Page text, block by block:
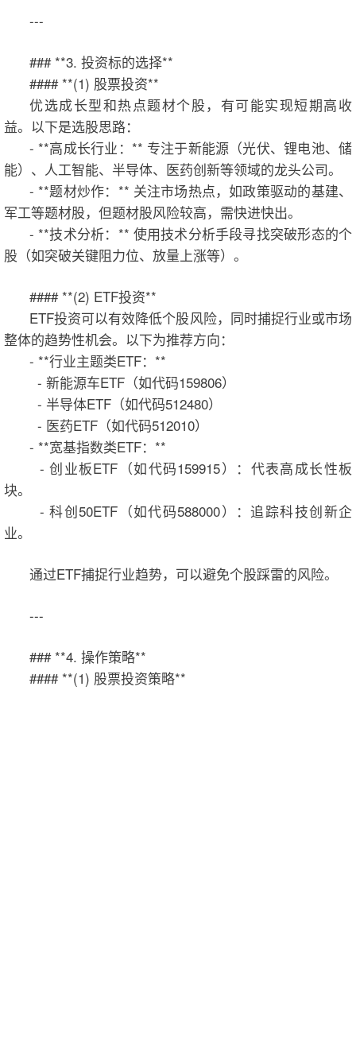
---
### **3. 投资标的选择**
#### **(1) 股票投资**
优选成长型和热点题材个股，有可能实现短期高收
益。以下是选股思路：
- **高成长行业：** 专注于新能源（光伏、锂电池、储
能）、人工智能、半导体、医药创新等领域的龙头公司。
- **题材炒作：** 关注市场热点，如政策驱动的基建、
军工等题材股，但题材股风险较高，需快进快出。
- **技术分析：** 使用技术分析手段寻找突破形态的个
股（如突破关键阻力位、放量上涨等）。
#### **(2) ETF投资**
ETF投资可以有效降低个股风险，同时捕捉行业或市场
整体的趋势性机会。以下为推荐方向：
- **行业主题类ETF：**
- 新能源车ETF（如代码159806）
- 半导体ETF（如代码512480）
- 医药ETF（如代码512010）
- **宽基指数类ETF：**
- 创业板ETF（如代码159915）：代表高成长性板
块。
- 科创50ETF（如代码588000）：追踪科技创新企
业。
通过ETF捕捉行业趋势，可以避免个股踩雷的风险。
---
### **4. 操作策略**
#### **(1) 股票投资策略**